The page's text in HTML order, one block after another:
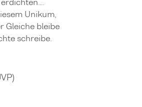
Unikum,
Gleiche bleibe
schreibe.